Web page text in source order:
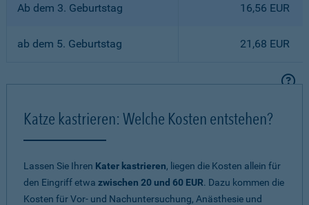
Ab dem 3. Geburtstag 16,56 EUR
ab dem 5. Geburtstag 21,68 EUR
Katze kastrieren: Welche Kosten entstehen?
Lassen Sie Ihren Kater kastrieren, liegen die Kosten allein für
den Eingriff etwa zwischen 20 und 60 EUR. Dazu kommen die
Kosten für Vor- und Nachuntersuchung, Anästhesie und